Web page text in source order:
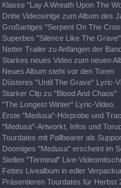
Klasse "Lay A Wreath Upon The
Dritte Videosinlge zum Album des
Großartiges "Serpent On The
Superbes "Silence Like The
Netter Trailer zu Anfängen der
Starkes neues Video zum neuen
Neues Album steht vor den Toren
Düsteres "Until The Grave" Lyric-
Starker Clip zu "Blood And Chaos"
"The Longest Winter" Lyric-Video.
Erste "Medusa"-Hörprobe und
"Medusa"-Artworkt, Infos und
Tourdates mit Pallbearer als
Doomiges "Medusa" erscheint im
Stellen "Terminal" Live-
Fettes Livealbum in edler
Präsentieren Tourdates für Herbst